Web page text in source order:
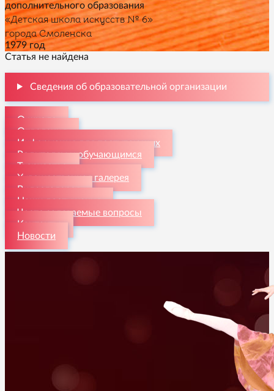
дополнительного образования
«Детская школа искусств № 6»
города Смоленска
1979 год
Статья не найдена
Сведения об образовательной организации
О школе
Отделения
Информация для поступающих
Родителям и обучающимся
Творчество
Художественная галерея
Видеогалерея
Наши достижения
Часто задаваемые вопросы
Контакты
Новости